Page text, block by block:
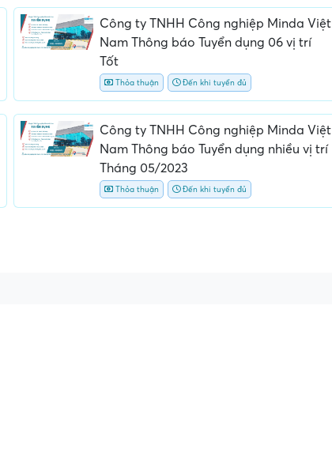
Công ty TNHH Công nghiệp Minda Việt
Nam Thông báo Tuyển dụng 06 vị trí
Tốt
Thỏa thuận Đến khi tuyển đủ
Công ty TNHH Công nghiệp Minda Việt
Nam Thông báo Tuyển dụng nhiều vị trí
Tháng 05/2023
Thỏa thuận Đến khi tuyển đủ